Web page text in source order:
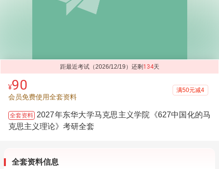
距最近考试（2026/12/19）还剩 134天
¥90
会员免费使用全套资料
满50元减4
全套资料 2027年东华大学马克思主义学院《627中国化的马
克思主义理论》考研全套
全套资料信息